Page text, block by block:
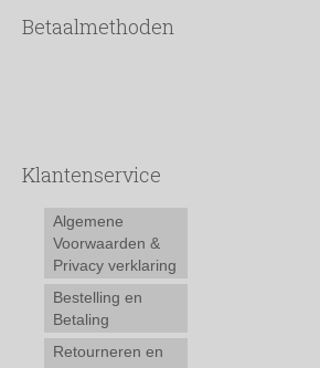
Betaalmethoden
Klantenservice
Algemene
Voorwaarden &
Privacy verklaring
Bestelling en
Betaling
Retourneren en